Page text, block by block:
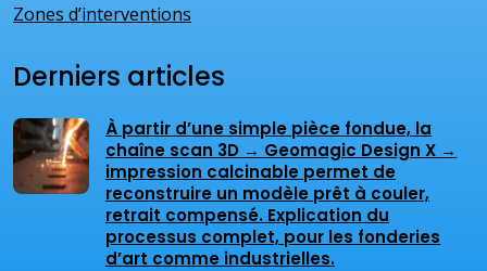
Zones d’interventions
Derniers articles
À partir d’une simple pièce fondue, la
chaîne scan 3D → Geomagic Design X →
impression calcinable permet de
reconstruire un modèle prêt à couler,
retrait compensé. Explication du
processus complet, pour les fonderies
d’art comme industrielles.